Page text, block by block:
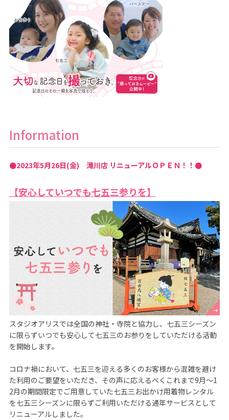
Information
●2023年5月26日(金) 滝川店 リニューアルＯＰＥＮ！！●
【安心していつでも七五三参りを】
スタジオアリスでは全国の神社・寺院と協力し、七五三シーズン
に限らずいつでも安心して七五三のお参りをしていただける活動
を開始します。
コロナ禍において、七五三を迎える多くのお客様から混雑を避け
た利用のご要望をいただき、その声に応えるべくこれまで9月～1
2月の期間限定でご用意していた七五三お出かけ用着物レンタル
を七五三シーズンに限らずご利用いただける通年サービスとして
リニューアルしました。